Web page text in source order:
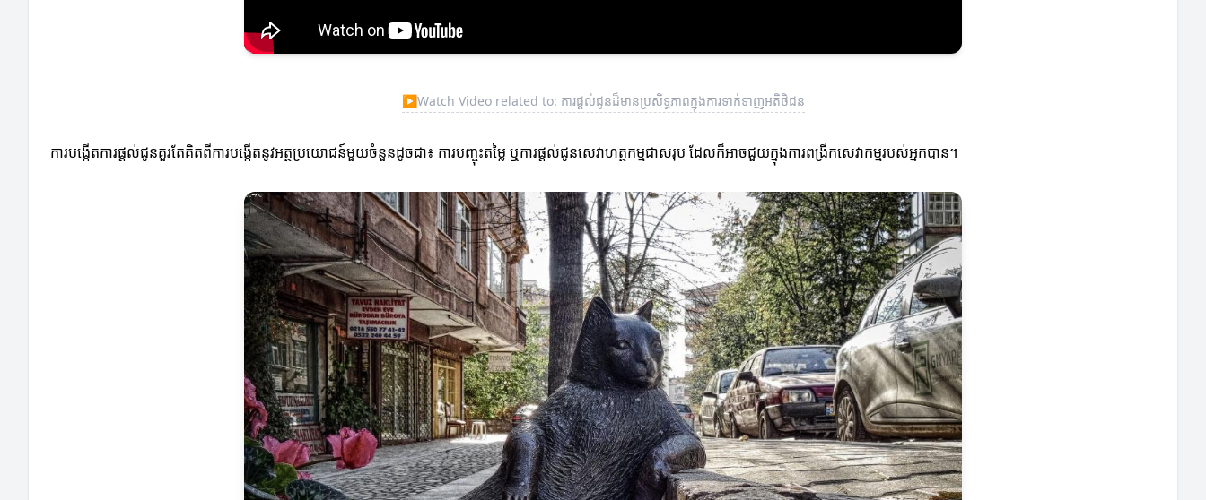
▶Watch Video related to: ការផ្តល់ជូនដ៏មានប្រសិទ្ធភាពក្នុងការទាក់ទាញអតិថិជន
ការបង្កើតការផ្តល់ជូនគួរតែគិតពីការបង្កើតនូវអត្ថប្រយោជន៍មួយចំនួនដូចជា៖ ការបញ្ចុះតម្លៃ ឬការផ្តល់ជូនសេវាហត្ថកម្មជាសរុប ដែលក៏អាចជួយក្នុងការពង្រីកសេវាកម្មរបស់អ្នកបាន។